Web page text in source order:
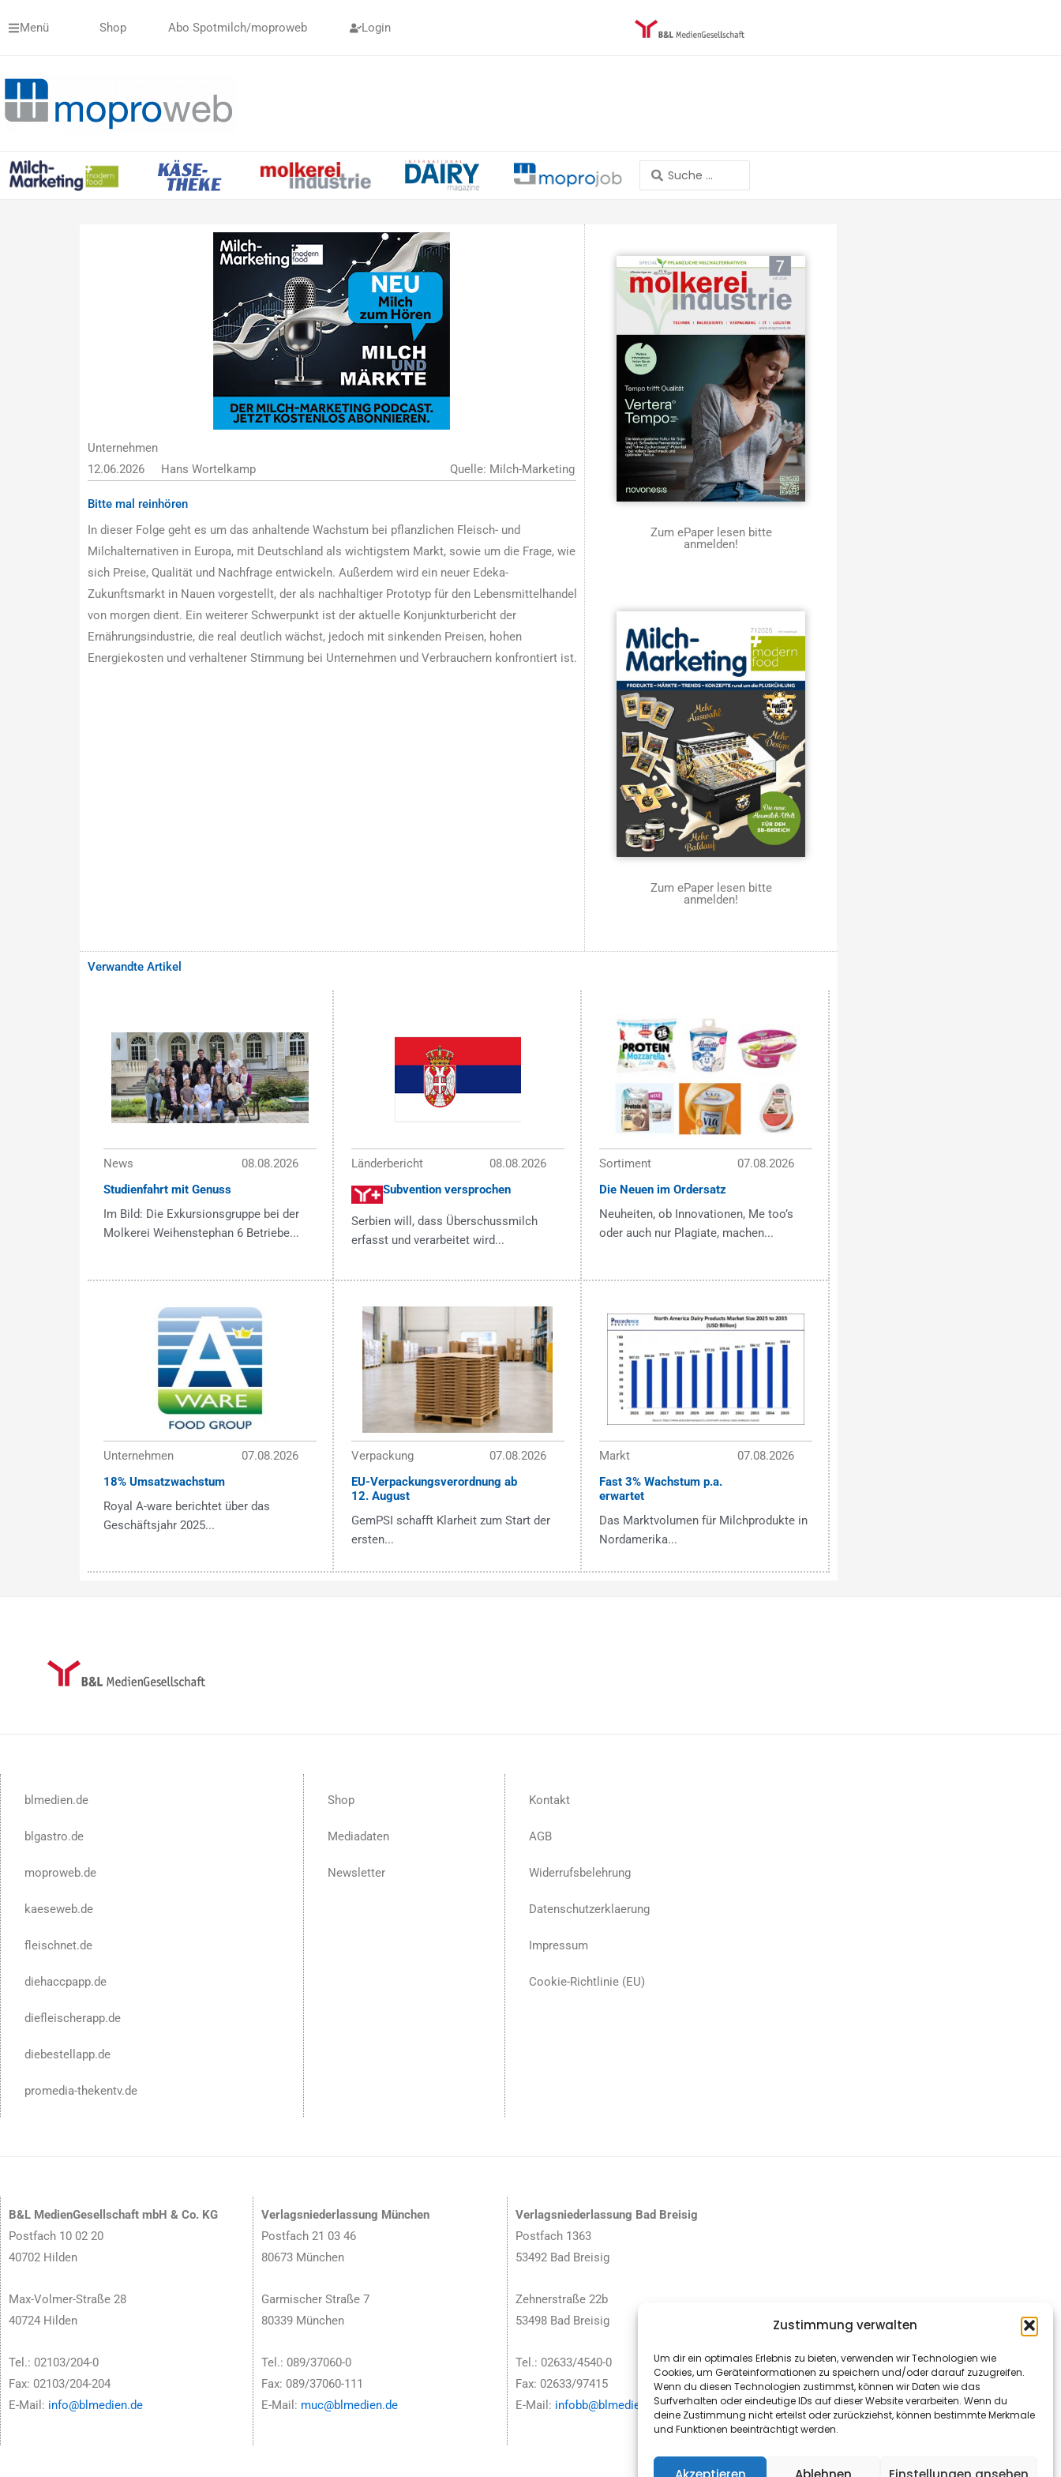
Zustimmung verwalten
Um dir ein optimales Erlebnis zu bieten, verwenden wir Technologien wie
Cookies, um Geräteinformationen zu speichern und/oder darauf zuzugreifen.
Wenn du diesen Technologien zustimmst, können wir Daten wie das
Surfverhalten oder eindeutige IDs auf dieser Website verarbeiten. Wenn du
deine Zustimmung nicht erteilst oder zurückziehst, können bestimmte Merkmale
und Funktionen beeinträchtigt werden.
InhaltMenü Shop Abo Spotmilch/moproweb Login
Search
...
Unternehmen
12.06.2026
Hans Wortelkamp Quelle: Milch-Marketing
Bitte mal reinhören
In dieser Folge geht es um das anhaltende Wachstum bei pflanzlichen Fleisch- und
Milchalternativen in Europa, mit Deutschland als wichtigstem Markt, sowie um die Frage, wie
sich Preise, Qualität und Nachfrage entwickeln. Außerdem wird ein neuer Edeka-
Zukunftsmarkt in Nauen vorgestellt, der als nachhaltiger Prototyp für den Lebensmittelhandel
von morgen dient. Ein weiterer Schwerpunkt ist der aktuelle Konjunkturbericht der
Ernährungsindustrie, die real deutlich wächst, jedoch mit sinkenden Preisen, hohen
Energiekosten und verhaltener Stimmung bei Unternehmen und Verbrauchern konfrontiert ist.
Zum ePaper lesen bitte
anmelden!
Zum ePaper lesen bitte
anmelden!
Verwandte Artikel
News
08.08.2026
Studienfahrt mit Genuss
Im Bild: Die Exkursionsgruppe bei der
Molkerei Weihenstephan 6 Betriebe...
Länderbericht
08.08.2026
Subvention versprochen
Serbien will, dass Überschussmilch
erfasst und verarbeitet wird...
Sortiment
07.08.2026
Die Neuen im Ordersatz
Neuheiten, ob Innovationen, Me too’s
oder auch nur Plagiate, machen...
Unternehmen
07.08.2026
18% Umsatzwachstum
Royal A-ware berichtet über das
Geschäftsjahr 2025...
Verpackung
07.08.2026
EU-Verpackungsverordnung ab
12. August
GemPSI schafft Klarheit zum Start der
ersten...
Markt
07.08.2026
Fast 3% Wachstum p.a.
erwartet
Das Marktvolumen für Milchprodukte in
Nordamerika...
blmedien.de
blgastro.de
moproweb.de
kaeseweb.de
fleischnet.de
diehaccpapp.de
diefleischerapp.de
diebestellapp.de
promedia-thekentv.de
Shop
Mediadaten
Newsletter
Kontakt
AGB
Widerrufsbelehrung
Datenschutzerklaerung
Impressum
Cookie-Richtlinie (EU)
B&L MedienGesellschaft mbH & Co. KG
Postfach 10 02 20
40702 Hilden
Max-Volmer-Straße 28
40724 Hilden
Tel.: 02103/204-0
Fax: 02103/204-204
E-Mail: info@blmedien.de
Verlagsniederlassung München
Postfach 21 03 46
80673 München
Garmischer Straße 7
80339 München
Tel.: 089/37060-0
Fax: 089/37060-111
E-Mail: muc@blmedien.de
Verlagsniederlassung Bad Breisig
Postfach 1363
53492 Bad Breisig
Zehnerstraße 22b
53498 Bad Breisig
Tel.: 02633/4540-0
Fax: 02633/97415
E-Mail: infobb@blmedien.de